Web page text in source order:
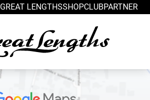
GREAT LENGTHSSHOPCLUBPARTNER